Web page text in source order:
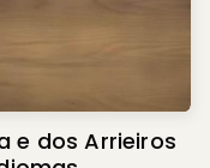
e dos Arrieiros